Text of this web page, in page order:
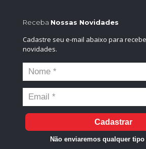
Receba Nossas Novidades
Cadastre seu e-mail abaixo para
novidades.
Cadastrar
Não enviaremos qualquer tipo